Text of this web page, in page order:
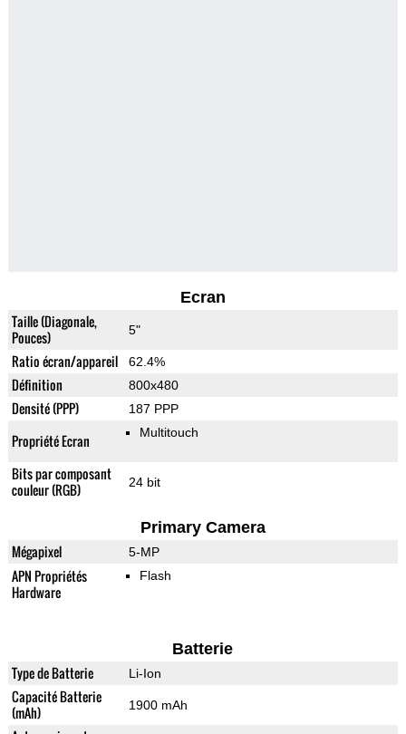
Ecran
Taille (Diagonale,
Pouces)
5"
Ratio écran/appareil 62.4%
Définition 800x480
Densité (PPP) 187 PPP
Propriété Ecran Multitouch
Bits par composant
couleur (RGB)
24 bit
Primary Camera
Mégapixel 5-MP
APN Propriétés
Hardware
Flash
Batterie
Type de Batterie Li-Ion
Capacité Batterie
(mAh)
1900 mAh